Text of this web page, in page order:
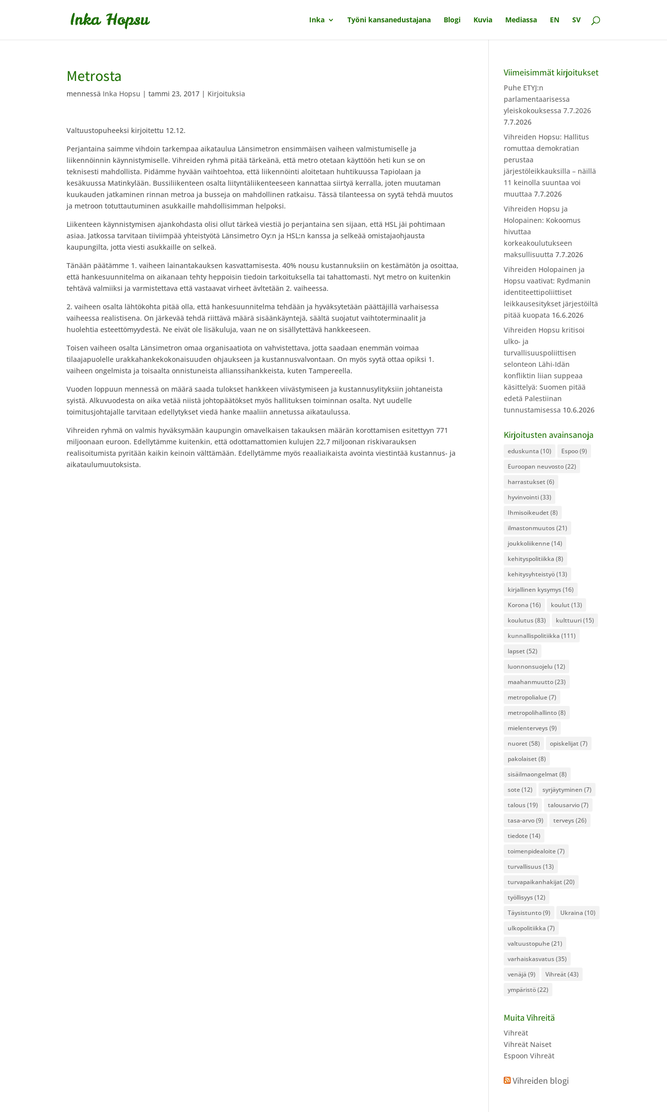
Inka Työni kansanedustajana Blogi Kuvia Mediassa EN SV
Metrosta
mennessä Inka Hopsu |tammi 23, 2017 | Kirjoituksia
Valtuustopuheeksi kirjoitettu 12.12.
Perjantaina saimme vihdoin tarkempaa aikataulua Länsimetron ensimmäisen vaiheen valmistumiselle ja
liikennöinnin käynnistymiselle. Vihreiden ryhmä pitää tärkeänä, että metro otetaan käyttöön heti kun se on
teknisesti mahdollista. Pidämme hyvään vaihtoehtoa, että liikennöinti aloitetaan huhtikuussa Tapiolaan ja
kesäkuussa Matinkylään. Bussiliikenteen osalta liityntäliikenteeseen kannattaa siirtyä kerralla, joten muutaman
kuukauden jatkaminen rinnan metroa ja busseja on mahdollinen ratkaisu. Tässä tilanteessa on syytä tehdä muutos
ja metroon totuttautuminen asukkaille mahdollisimman helpoksi.
Liikenteen käynnistymisen ajankohdasta olisi ollut tärkeä viestiä jo perjantaina sen sijaan, että HSL jäi pohtimaan
asiaa. Jatkossa tarvitaan tiiviimpää yhteistyötä Länsimetro Oy:n ja HSL:n kanssa ja selkeää omistajaohjausta
kaupungilta, jotta viesti asukkaille on selkeä.
Tänään päätämme 1. vaiheen lainantakauksen kasvattamisesta. 40% nousu kustannuksiin on kestämätön ja osoittaa,
että hankesuunnitelma on aikanaan tehty heppoisin tiedoin tarkoituksella tai tahattomasti. Nyt metro on kuitenkin
tehtävä valmiiksi ja varmistettava että vastaavat virheet ävltetään 2. vaiheessa.
2. vaiheen osalta lähtökohta pitää olla, että hankesuunnitelma tehdään ja hyväksytetään päättäjillä varhaisessa
vaiheessa realistisena. On järkevää tehdä riittävä määrä sisäänkäyntejä, säältä suojatut vaihtoterminaalit ja
huolehtia esteettömyydestä. Ne eivät ole lisäkuluja, vaan ne on sisällytettävä hankkeeseen.
Toisen vaiheen osalta Länsimetron omaa organisaatiota on vahvistettava, jotta saadaan enemmän voimaa
tilaajapuolelle urakkahankekokonaisuuden ohjaukseen ja kustannusvalvontaan. On myös syytä ottaa opiksi 1.
vaiheen ongelmista ja toisaalta onnistuneista allianssihankkeista, kuten Tampereella.
Vuoden loppuun mennessä on määrä saada tulokset hankkeen viivästymiseen ja kustannusylityksiin johtaneista
syistä. Alkuvuodesta on aika vetää niistä johtopäätökset myös hallituksen toiminnan osalta. Nyt uudelle
toimitusjohtajalle tarvitaan edellytykset viedä hanke maaliin annetussa aikataulussa.
Vihreiden ryhmä on valmis hyväksymään kaupungin omavelkaisen takauksen määrän korottamisen esitettyyn 771
miljoonaan euroon. Edellytämme kuitenkin, että odottamattomien kulujen 22,7 miljoonan riskivarauksen
realisoitumista pyritään kaikin keinoin välttämään. Edellytämme myös reaaliaikaista avointa viestintää kustannus- ja
aikataulumuutoksista.
Viimeisimmät kirjoitukset
Puhe ETYJ:n
parlamentaarisessa
yleiskokouksessa 7.7.2026
7.7.2026
Vihreiden Hopsu: Hallitus
romuttaa demokratian
perustaa
järjestöleikkauksilla – näillä
11 keinolla suuntaa voi
muuttaa 7.7.2026
Vihreiden Hopsu ja
Holopainen: Kokoomus
hivuttaa
korkeakoulutukseen
maksullisuutta 7.7.2026
Vihreiden Holopainen ja
Hopsu vaativat: Rydmanin
identiteettipoliittiset
leikkausesitykset järjestöiltä
pitää kuopata 16.6.2026
Vihreiden Hopsu kritisoi
ulko- ja
turvallisuuspoliittisen
selonteon Lähi-Idän
konfliktin liian suppeaa
käsittelyä: Suomen pitää
edetä Palestiinan
tunnustamisessa 10.6.2026
Kirjoitusten avainsanoja
eduskunta (10) Espoo(9)
Euroopan neuvosto(22)
harrastukset (6)
hyvinvointi(33)
Ihmisoikeudet (8)
ilmastonmuutos(21)
joukkoliikenne(14)
kehityspolitiikka (8)
kehitysyhteistyö(13)
kirjallinen kysymys(16)
Korona (16) koulut (13)
koulutus(83) kulttuuri(15)
kunnallispolitiikka (111)
lapset (52)
luonnonsuojelu (12)
maahanmuutto(23)
metropolialue(7)
metropolihallinto(8)
mielenterveys(9)
nuoret (58) opiskelijat (7)
pakolaiset (8)
sisäilmaongelmat (8)
sote(12) syrjäytyminen (7)
talous(19) talousarvio(7)
tasa-arvo(9) terveys(26)
tiedote(14)
toimenpidealoite(7)
turvallisuus(13)
turvapaikanhakijat (20)
työllisyys(12)
Täysistunto(9) Ukraina (10)
ulkopolitiikka (7)
valtuustopuhe(21)
varhaiskasvatus(35)
venäjä (9) Vihreät (43)
ympäristö(22)
Muita Vihreitä
Vihreät
Vihreät Naiset
Espoon Vihreät
Vihreiden blogi